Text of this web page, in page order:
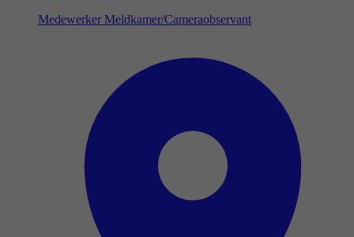
Medewerker Meldkamer/Cameraobservant